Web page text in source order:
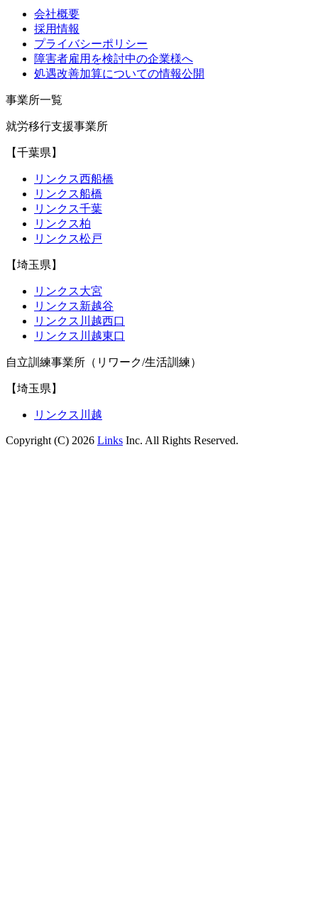
会社概要
採用情報
プライバシーポリシー
障害者雇用を検討中の企業様へ
処遇改善加算についての情報公開
事業所一覧
就労移行支援事業所
【千葉県】
リンクス西船橋
リンクス船橋
リンクス千葉
リンクス柏
リンクス松戸
【埼玉県】
リンクス大宮
リンクス新越谷
リンクス川越西口
リンクス川越東口
自立訓練事業所（リワーク/生活訓練）
【埼玉県】
リンクス川越
Copyright (C) 2026 Links Inc. All Rights Reserved.